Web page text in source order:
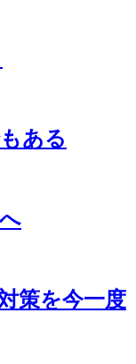
ある
策を今一度